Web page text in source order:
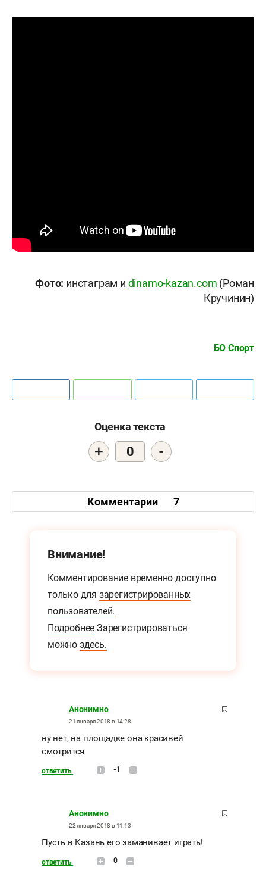
Фото: инстаграм и dinamo-kazan.com (Роман
Кручинин)
БО Спорт
Оценка текста
+ 0 -
Комментарии 7
Внимание!
Комментирование временно доступно
только для зарегистрированных
пользователей.
Подробнее Зарегистрироваться
можно здесь.
Анонимно
21 января 2018 в 14:28
ну нет, на площадке она красивей
смотрится
ответить -1
Анонимно
22 января 2018 в 11:13
Пусть в Казань его заманивает играть!
ответить 0